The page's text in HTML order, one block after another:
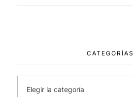
CATEGORÍAS